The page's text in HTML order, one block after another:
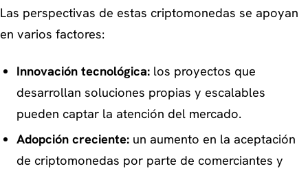
Las perspectivas de estas criptomonedas se apoyan
en varios factores:
Innovación tecnológica:los proyectos que
desarrollan soluciones propias y escalables
pueden captar la atención del mercado.
Adopción creciente:un aumento en la aceptación
de criptomonedas por parte de comerciantes y